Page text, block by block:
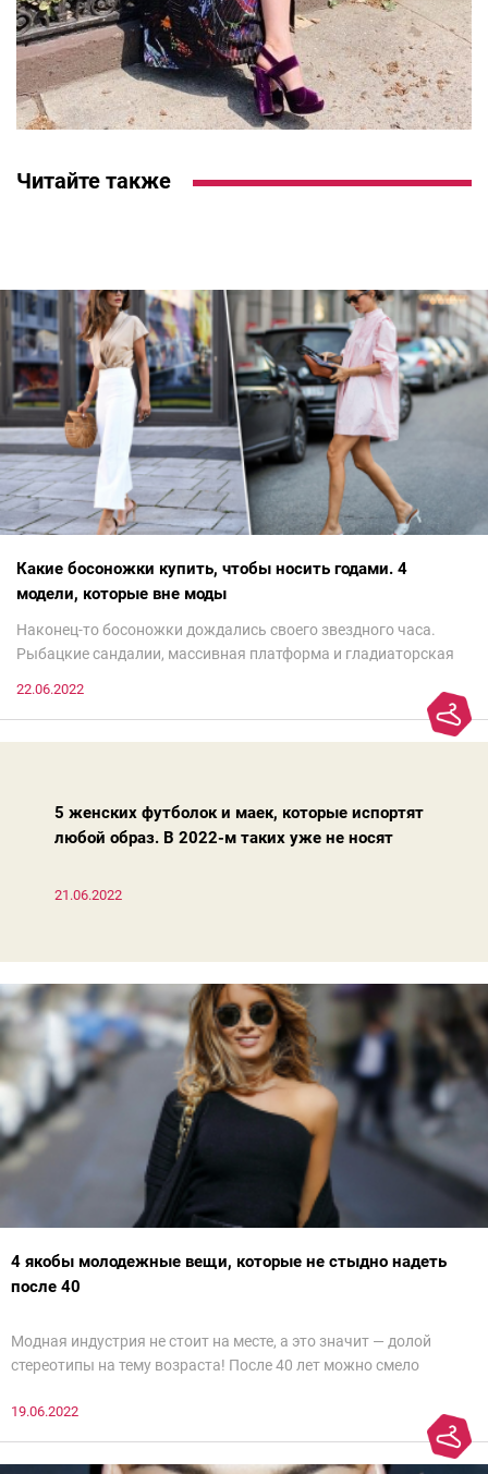
Читайте также
Какие босоножки купить, чтобы носить годами. 4
модели, которые вне моды
Наконец-то босоножки дождались своего звездного часа.
Рыбацкие сандалии, массивная платформа и гладиаторская
модно, совсем не обязательно бежать за ними в магазин.
Достаточно лишь провести ревизию прошлогодних покупок.
22.06.2022
5 женских футболок и маек, которые испортят
любой образ. В 2022-м таких уже не носят
21.06.2022
4 якобы молодежные вещи, которые не стыдно надеть
после 40
Модная индустрия не стоит на месте, а это значит — долой
стереотипы на тему возраста! После 40 лет можно смело
что стоит более вдумчиво вписывать их в стильный,
современный образ. Мы внимательно изучили образы женщин
с чувством стиля и готовы рассказать о 4 якобы молодежных
19.06.2022